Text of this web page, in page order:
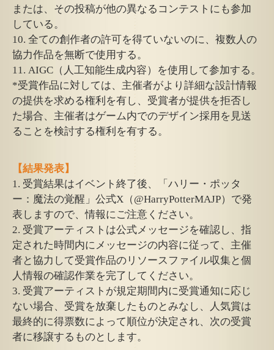
または、その投稿が他の異なるコンテストにも参加
している。
10. 全ての創作者の許可を得ていないのに、複数人の
協力作品を無断で使用する。
11. AIGC（人工知能生成内容）を使用して参加する。
*受賞作品に対しては、主催者がより詳細な設計情報
の提供を求める権利を有し、受賞者が提供を拒否し
た場合、主催者はゲーム内でのデザイン採用を見送
ることを検討する権利を有する。
【結果発表】
1. 受賞結果はイベント終了後、「ハリー・ポッタ
ー：魔法の覚醒」公式X（@HarryPotterMAJP）で発
表しますので、情報にご注意ください。
2. 受賞アーティストは公式メッセージを確認し、指
定された時間内にメッセージの内容に従って、主催
者と協力して受賞作品のリソースファイル収集と個
人情報の確認作業を完了してください。
3. 受賞アーティストが規定期間内に受賞通知に応じ
ない場合、受賞を放棄したものとみなし、人気賞は
最終的に得票数によって順位が決定され、次の受賞
者に移譲するものとします。